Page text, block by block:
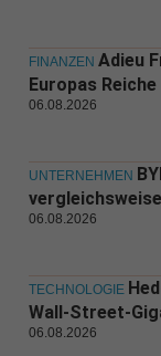
FINANZEN Adieu
Europas
06.08.2026
UNTERNEHMEN
06.08.2026
TECHNOLOGIE
Wall-Street-
06.08.2026